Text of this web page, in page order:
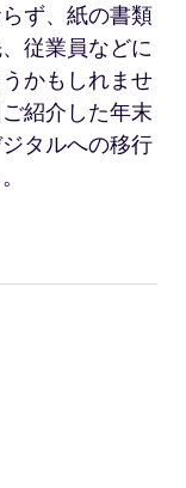
ず、紙の書類
従業員などに
かもしれませ
紹介した年末
タルへの移行